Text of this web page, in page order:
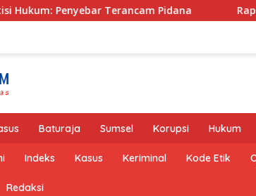
Pidana Rapat Pra Kongres DPD
Baturaja Sumsel Korupsi Hukum
Indeks Kasus Keriminal Kode Etik
Redaksi